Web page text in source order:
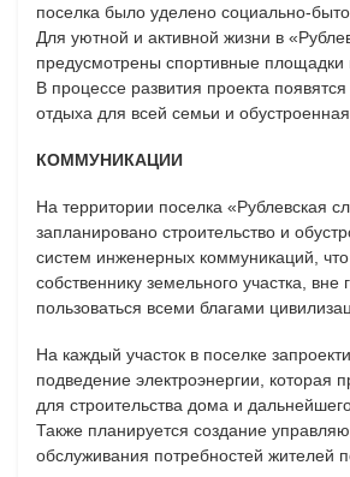
поселка было уделено социально-
Для уютной и активной жизни в
предусмотрены спортивные площадки
В процессе развития проекта
отдыха для всей семьи и
КОММУНИКАЦИИ
На территории поселка «Рублевская
запланировано строительство и
систем инженерных коммуникаций,
собственнику земельного участка, вне
пользоваться всеми благами
На каждый участок в поселке
подведение электроэнергии, которая
для строительства дома и
Также планируется создание
обслуживания потребностей жителей